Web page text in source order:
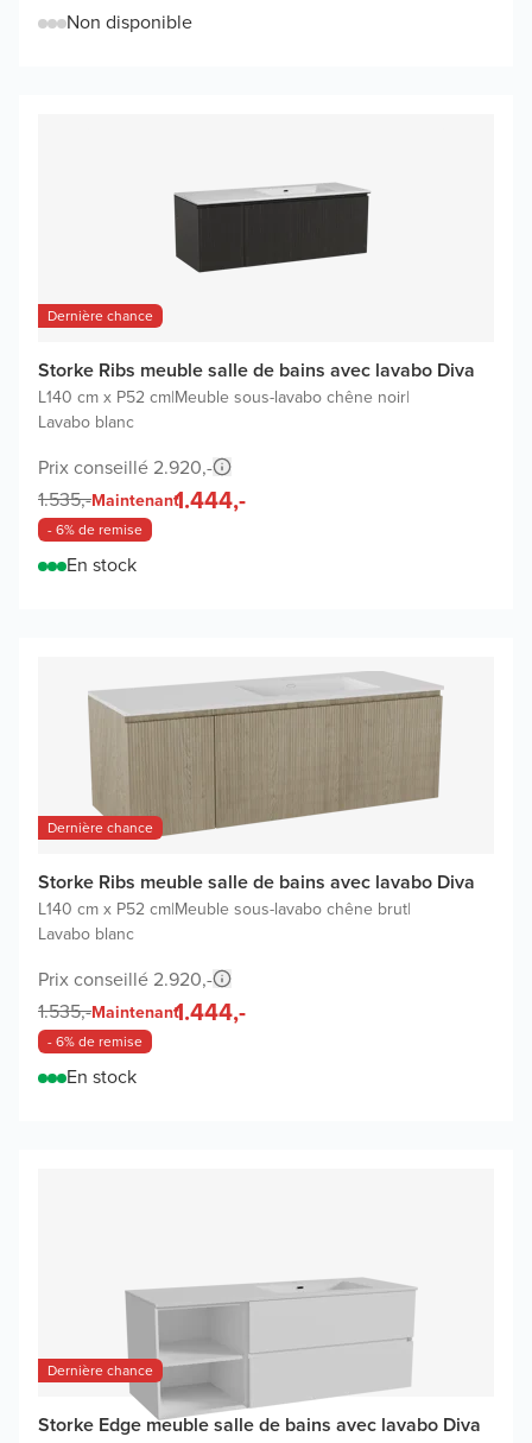
Non disponible
Dernière chance
Storke Ribs meuble salle de bains avec lavabo Diva
L140 cm x P52 cm|Meuble sous-lavabo chêne noir|
Lavabo blanc
Prix conseillé 2.920,-
1.535,-Maintenant1.444,-
- 6% de remise
En stock
Dernière chance
Storke Ribs meuble salle de bains avec lavabo Diva
L140 cm x P52 cm|Meuble sous-lavabo chêne brut|
Lavabo blanc
Prix conseillé 2.920,-
1.535,-Maintenant1.444,-
- 6% de remise
En stock
Dernière chance
Storke Edge meuble salle de bains avec lavabo Diva